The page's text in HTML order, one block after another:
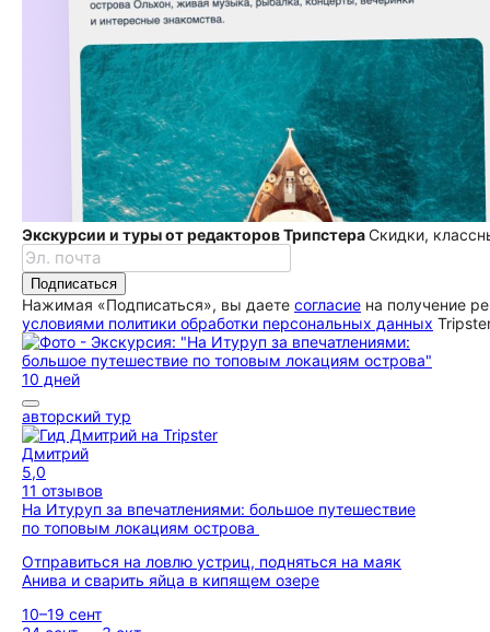
Экскурсии и туры от редакторов ТрипстераСкидки,
Подписаться
Нажимая «Подписаться», вы даете согласие на получение
условиями политики обработки персональных данных
10 дней
авторский тур
Дмитрий
5,0
11 отзывов
На Итуруп за впечатлениями: большое путешествие
по топовым локациям острова
Отправиться на ловлю устриц, подняться на маяк
Анива и сварить яйца в кипящем озере
10–19 сент